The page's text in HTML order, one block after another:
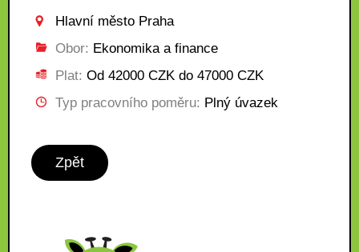
Hlavní město Praha
Obor: Ekonomika a finance
Plat: Od 42000 CZK do 47000 CZK
Typ pracovního poměru: Plný úvazek
Zpět